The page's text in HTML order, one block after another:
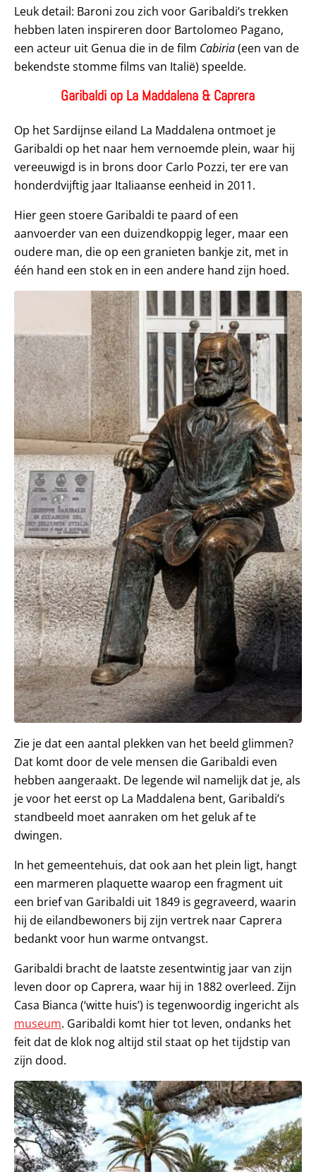
Leuk detail: Baroni zou zich voor Garibaldi’s trekken
hebben laten inspireren door Bartolomeo Pagano,
een acteur uit Genua die in de film Cabiria(een van de
bekendste stomme films van Italië) speelde.
Garibaldi op La Maddalena & Caprera
Op het Sardijnse eiland La Maddalena ontmoet je
Garibaldi op het naar hem vernoemde plein, waar hij
vereeuwigd is in brons door Carlo Pozzi, ter ere van
honderdvijftig jaar Italiaanse eenheid in 2011.
Hier geen stoere Garibaldi te paard of een
aanvoerder van een duizendkoppig leger, maar een
oudere man, die op een granieten bankje zit, met in
één hand een stok en in een andere hand zijn hoed.
Zie je dat een aantal plekken van het beeld glimmen?
Dat komt door de vele mensen die Garibaldi even
hebben aangeraakt. De legende wil namelijk dat je, als
je voor het eerst op La Maddalena bent, Garibaldi’s
standbeeld moet aanraken om het geluk af te
dwingen.
In het gemeentehuis, dat ook aan het plein ligt, hangt
een marmeren plaquette waarop een fragment uit
een brief van Garibaldi uit 1849 is gegraveerd, waarin
hij de eilandbewoners bij zijn vertrek naar Caprera
bedankt voor hun warme ontvangst.
Garibaldi bracht de laatste zesentwintig jaar van zijn
leven door op Caprera, waar hij in 1882 overleed. Zijn
Casa Bianca (‘witte huis’) is tegenwoordig ingericht als
museum. Garibaldi komt hier tot leven, ondanks het
feit dat de klok nog altijd stil staat op het tijdstip van
zijn dood.